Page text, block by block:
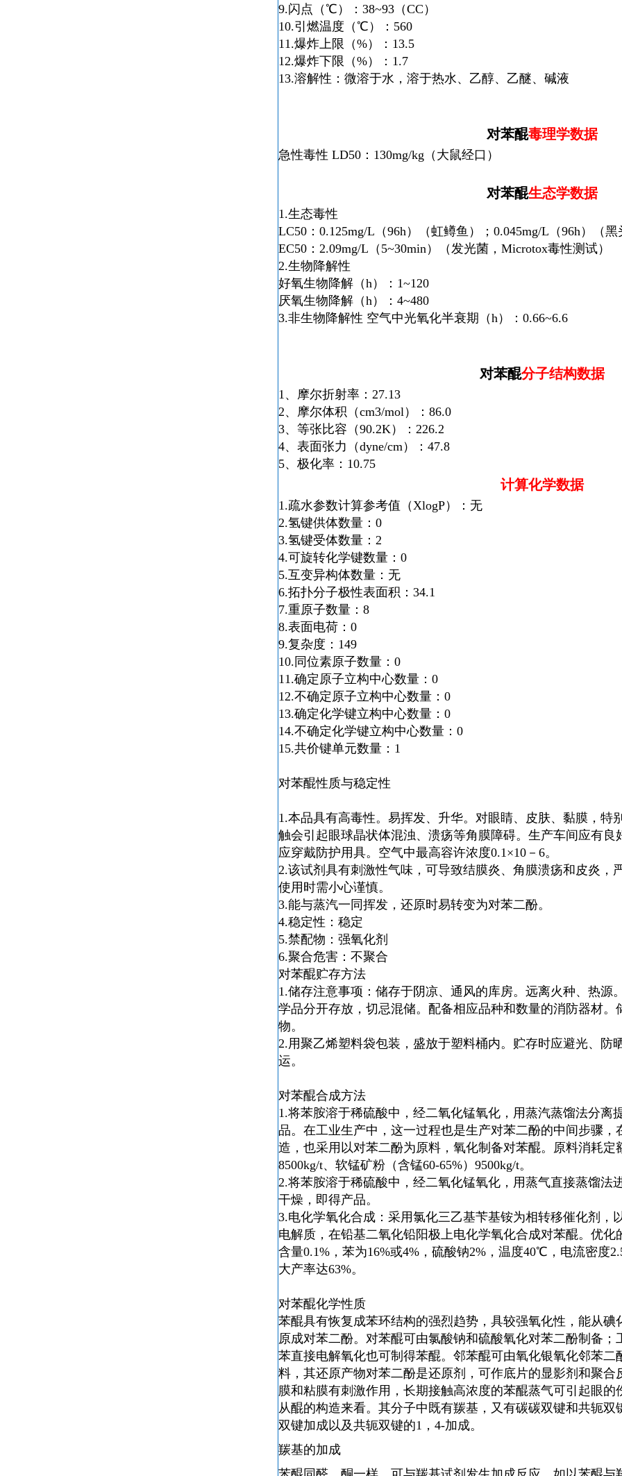
9.闪点（℃）：38~93（CC）
10.引燃温度（℃）：560
11.爆炸上限（%）：13.5
12.爆炸下限（%）：1.7
13.溶解性：微溶于水，溶于热水、乙醇、乙醚、碱液
对苯醌毒理学数据
急性毒性 LD50：130mg/kg（大鼠经口）
对苯醌生态学数据
1.生态毒性
LC50：0.125mg/L（96h）（虹鳟鱼）；0.045mg/L（96h）（黑
EC50：2.09mg/L（5~30min）（发光菌，Microtox毒性测试）
2.生物降解性
好氧生物降解（h）：1~120
厌氧生物降解（h）：4~480
3.非生物降解性 空气中光氧化半衰期（h）：0.66~6.6
对苯醌分子结构数据
1、摩尔折射率：27.13
2、摩尔体积（cm3/mol）：86.0
3、等张比容（90.2K）：226.2
4、表面张力（dyne/cm）：47.8
5、极化率：10.75
计算化学数据
1.疏水参数计算参考值（XlogP）：无
2.氢键供体数量：0
3.氢键受体数量：2
4.可旋转化学键数量：0
5.互变异构体数量：无
6.拓扑分子极性表面积：34.1
7.重原子数量：8
8.表面电荷：0
9.复杂度：149
10.同位素原子数量：0
11.确定原子立构中心数量：0
12.不确定原子立构中心数量：0
13.确定化学键立构中心数量：0
14.不确定化学键立构中心数量：0
15.共价键单元数量：1
对苯醌性质与稳定性
1.本品具有高毒性。易挥发、升华。对眼睛、皮肤、黏膜，特
触会引起眼球晶状体混浊、溃疡等角膜障碍。生产车间应有良
应穿戴防护用具。空气中最高容许浓度0.1×10 －6。
2.该试剂具有刺激性气味，可导致结膜炎、角膜溃疡和皮炎，
使用时需小心谨慎。
3.能与蒸汽一同挥发，还原时易转变为对苯二酚。
4.稳定性：稳定
5.禁配物：强氧化剂
6.聚合危害：不聚合
对苯醌贮存方法
1.储存注意事项：储存于阴凉、通风的库房。远离火种、热源
学品分开存放，切忌混储。配备相应品种和数量的消防器材。
物。
2.用聚乙烯塑料袋包装，盛放于塑料桶内。贮存时应避光、防
运。
对苯醌合成方法
1.将苯胺溶于稀硫酸中，经二氧化锰氧化，用蒸汽蒸馏法分离
品。在工业生产中，这一过程也是生产对苯二酚的中间步骤，
造，也采用以对苯二酚为原料，氧化制备对苯醌。原料消耗定
8500kg/t、软锰矿粉（含锰60-65%）9500kg/t。
2.将苯胺溶于稀硫酸中，经二氧化锰氧化，用蒸气直接蒸馏法
干燥，即得产品。
3.电化学氧化合成：采用氯化三乙基苄基铵为相转移催化剂，
电解质，在铅基二氧化铅阳极上电化学氧化合成对苯醌。优化
含量0.1%，苯为16%或4%，硫酸钠2%，温度40℃，电流密度
大产率达63%。
对苯醌化学性质
苯醌具有恢复成苯环结构的强烈趋势，具较强氧化性，能从
原成对苯二酚。 对苯醌可由氯酸钠和硫酸氧化对苯二酚制备；
苯直接电解氧化也可制得苯醌。邻苯醌可由氧化银氧化邻苯二
料，其还原产物对苯二酚是还原剂，可作底片的显影剂和聚合
膜和粘膜有刺激作用，长期接触高浓度的苯醌蒸气可引起眼的
从醌的构造来看。其分子中既有羰基 ，又有碳碳双键和共轭双
双键加成以及共轭双键的1，4-加成。
羰基的加成